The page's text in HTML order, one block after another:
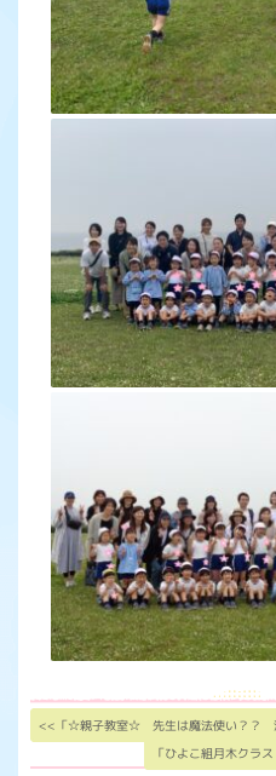
<<「☆親子教室☆ 先生は魔法使い？？
「ひよこ組月木ク